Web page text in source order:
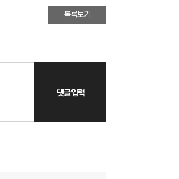
목록보기
댓글입력